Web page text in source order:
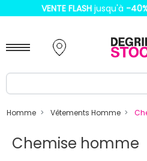
VENTE FLASH jusqu'à -
Homme Vêtements Homme
Chemise homme